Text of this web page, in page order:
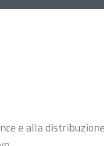
e alla